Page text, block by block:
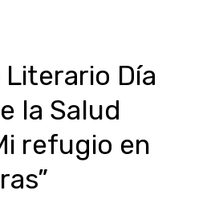
Día
la Salud
refugio en